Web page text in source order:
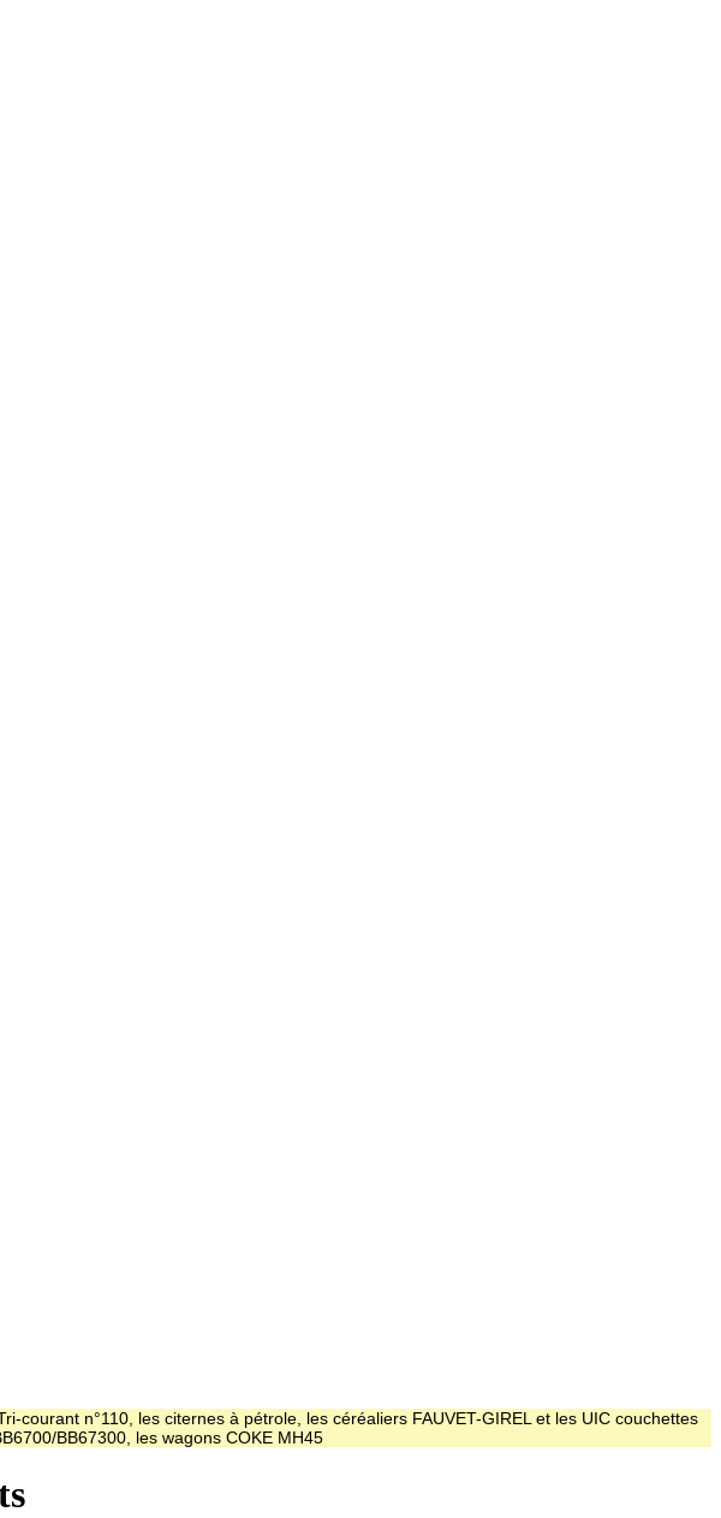
courant n°110, les citernes à pétrole, les céréaliers FAUVET-GIREL et les UIC couchettes
BB67300, les wagons COKE MH45